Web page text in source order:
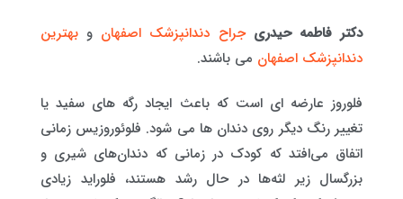
دکتر فاطمه حیدری جراح دندانپزشک اصفهان و بهترین
دندانپزشک اصفهان می باشند.
فلوروز عارضه ای است که باعث ایجاد رگه های سفید یا
تغییر رنگ دیگر روی دندان ها می شود. فلوئوروزیس زمانی
اتفاق می‌افتد که کودک در زمانی که دندان‌های شیری و
بزرگسال زیر لثه‌ها در حال رشد هستند، فلوراید زیادی